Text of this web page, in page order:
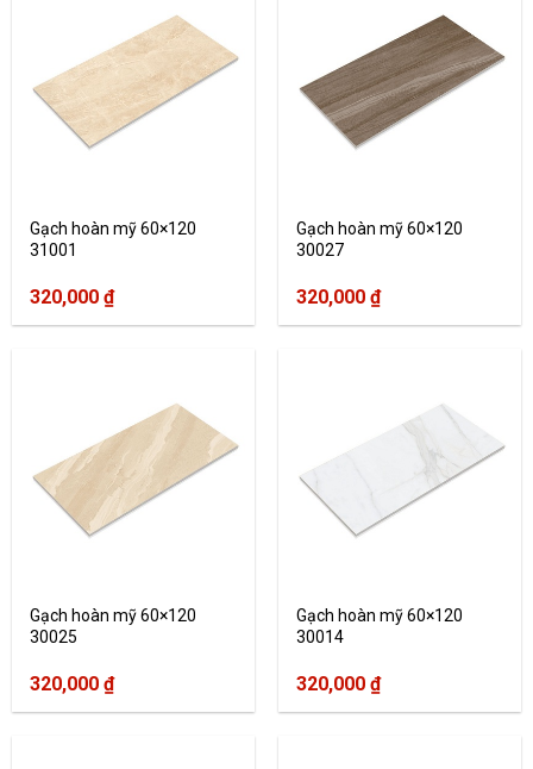
Gạch hoàn mỹ 60×120
31001
320,000 ₫
Gạch hoàn mỹ 60×120
30027
320,000 ₫
Gạch hoàn mỹ 60×120
30025
320,000 ₫
Gạch hoàn mỹ 60×120
30014
320,000 ₫